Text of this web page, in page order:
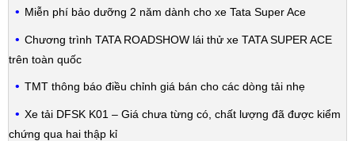
Miễn phí bảo dưỡng 2 năm dành cho xe Tata Super Ace
Chương trình TATA ROADSHOW lái thử xe TATA SUPER ACE
trên toàn quốc
TMT thông báo điều chỉnh giá bán cho các dòng tải nhẹ
Xe tải DFSK K01 – Giá chưa từng có, chất lượng đã được kiểm
chứng qua hai thập kỉ